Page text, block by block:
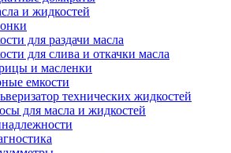
и жидкостей
для раздачи масла
для слива и откачки масла
и масленки
емкости
технических жидкостей
для масла и жидкостей